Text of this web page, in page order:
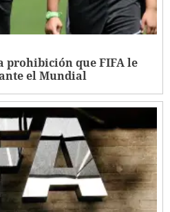
prohibición que FIFA le
el Mundial